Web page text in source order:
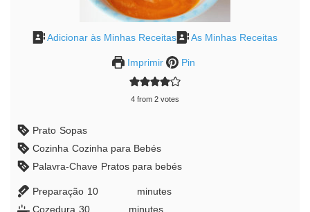
Adicionar às Minhas Receitas As Minhas Receitas
Imprimir Pin
4 from 2 votes
Prato Sopas
Cozinha Cozinha para Bebés
Palavra-Chave Pratos para bebés
Preparação 10minutes
minutes
Cozedura 30minutes minutes